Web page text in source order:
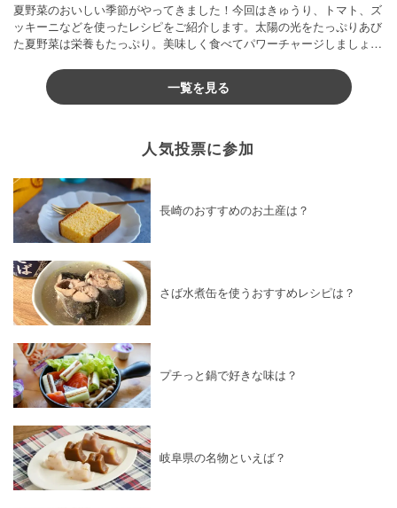
夏野菜のおいしい季節がやってきました！今回はきゅうり、トマト、ズ
ッキーニなどを使ったレシピをご紹介します。太陽の光をたっぷりあび
た夏野菜は栄養もたっぷり。美味しく食べてパワーチャージしましょう
一覧を見る
人気投票に参加
長崎のおすすめのお土産は？
さば水煮缶を使うおすすめレシピは？
プチっと鍋で好きな味は？
岐阜県の名物といえば？